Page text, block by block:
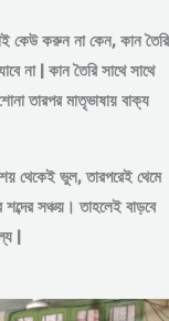
কেউ করুন না কেন, কান তৈরি
না | কান তৈরি সাথে সাথে
তারপর মাতৃভাষায় বাক্য
থেকেই ভুল, তারপরেই থেমে
সঞ্চয়। তাহলেই বাড়বে
|